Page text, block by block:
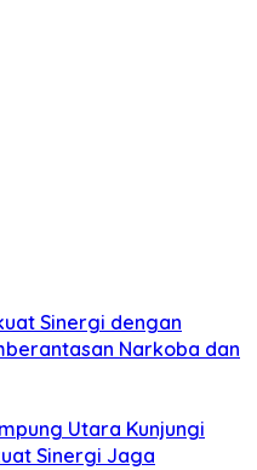
Sinergi dengan
Narkoba dan
Utara Kunjungi
Sinergi Jaga